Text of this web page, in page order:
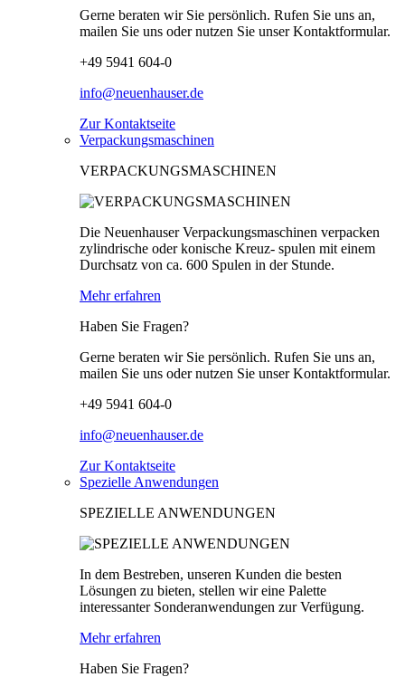
Gerne beraten wir Sie persönlich. Rufen Sie uns an,
mailen Sie uns oder nutzen Sie unser Kontaktformular.
+49 5941 604-0
info@neuenhauser.de
Zur Kontaktseite
Verpackungsmaschinen
VERPACKUNGSMASCHINEN
Die Neuenhauser Verpackungsmaschinen verpacken
zylindrische oder konische Kreuz- spulen mit einem
Durchsatz von ca. 600 Spulen in der Stunde.
Mehr erfahren
Haben Sie Fragen?
Gerne beraten wir Sie persönlich. Rufen Sie uns an,
mailen Sie uns oder nutzen Sie unser Kontaktformular.
+49 5941 604-0
info@neuenhauser.de
Zur Kontaktseite
Spezielle Anwendungen
SPEZIELLE ANWENDUNGEN
In dem Bestreben, unseren Kunden die besten
Lösungen zu bieten, stellen wir eine Palette
interessanter Sonderanwendungen zur Verfügung.
Mehr erfahren
Haben Sie Fragen?